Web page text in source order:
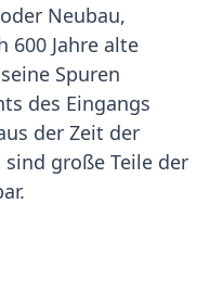
Neubau,
600 Jahre alte
Spuren
des Eingangs
der Zeit der
große Teile der